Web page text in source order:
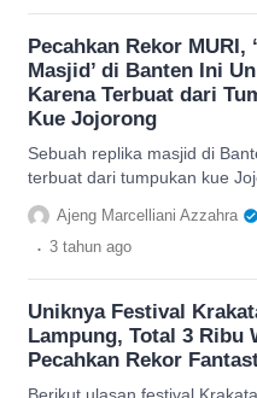
Pecahkan Rekor MURI,
Masjid’ di Banten Ini
Karena Terbuat dari
Kue Jojorong
Sebuah replika masjid di
terbuat dari tumpukan kue
dengan tinggi menara dua
memecahkan rekor MURI.
Ajeng Marcelliani Azzahra
. 3 tahun ago
Uniknya Festival
Lampung, Total 3 Ribu
Pecahkan Rekor